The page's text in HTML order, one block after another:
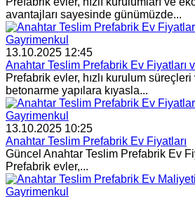
avantajları sayesinde günümüzde...
Gayrimenkul
13.10.2025 12:45
Anahtar Teslim Prefabrik Ev Fiyatları
Prefabrik evler, hızlı kurulum
betonarme yapılara kıyasla...
Gayrimenkul
13.10.2025 10:25
Anahtar Teslim Prefabrik Ev Fiyatları
Güncel Anahtar Teslim Prefabrik Ev
Prefabrik evler,...
Gayrimenkul